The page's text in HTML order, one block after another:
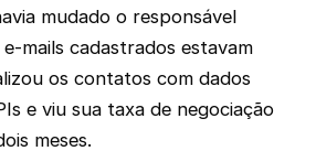
mudado o responsável
mails cadastrados estavam
os contatos com dados
e viu sua taxa de negociação
meses.